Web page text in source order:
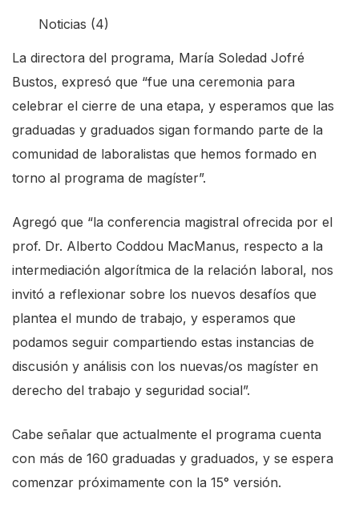
Noticias (4)
La directora del programa, María Soledad Jofré
Bustos, expresó que “fue una ceremonia para
celebrar el cierre de una etapa, y esperamos que las
graduadas y graduados sigan formando parte de la
comunidad de laboralistas que hemos formado en
torno al programa de magíster”.
Agregó que “la conferencia magistral ofrecida por el
prof. Dr. Alberto Coddou MacManus, respecto a la
intermediación algorítmica de la relación laboral, nos
invitó a reflexionar sobre los nuevos desafíos que
plantea el mundo de trabajo, y esperamos que
podamos seguir compartiendo estas instancias de
discusión y análisis con los nuevas/os magíster en
derecho del trabajo y seguridad social”.
Cabe señalar que actualmente el programa cuenta
con más de 160 graduadas y graduados, y se espera
comenzar próximamente con la 15° versión.